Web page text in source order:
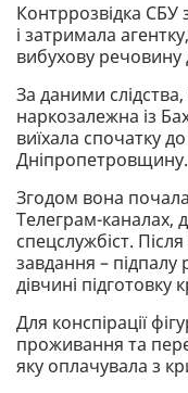
Контррозвідка СБУ
і затримала
вибухову
За даними
наркозалежна із
виїхала спочатку
Дніпропетровщину.
Згодом вона
Телеграм-каналах,
спецслужбіст.
завдання –
дівчині підготовку
Для конспірації
проживання та
яку оплачувала з